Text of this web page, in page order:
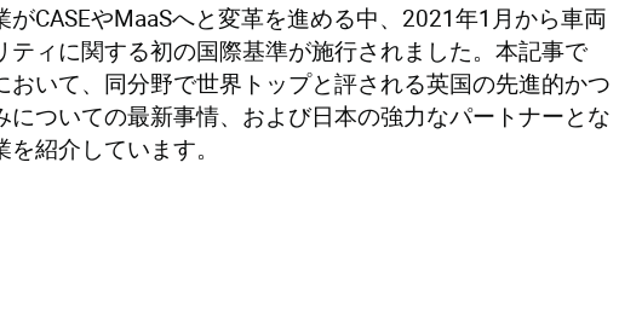
がCASEやMaaSへと変革を進める中、2021年1月から車両
ティに関する初の国際基準が施行されました。本記事で
おいて、同分野で世界トップと評される英国の先進的かつ
についての最新事情、および日本の強力なパートナーとな
紹介しています。